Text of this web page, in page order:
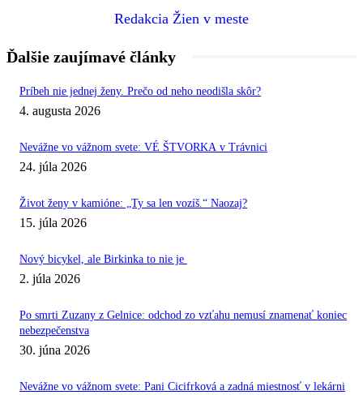
Redakcia Žien v meste
Ďalšie zaujímavé články
Príbeh nie jednej ženy. Prečo od neho neodišla skôr?
4. augusta 2026
Nevážne vo vážnom svete: VÉ ŠTVORKA v Trávnici
24. júla 2026
Život ženy v kamióne: „Ty sa len vozíš.“ Naozaj?
15. júla 2026
Nový bicykel, ale Birkinka to nie je
2. júla 2026
Po smrti Zuzany z Gelnice: odchod zo vzťahu nemusí znamenať koniec
nebezpečenstva
30. júna 2026
Nevážne vo vážnom svete: Pani Cicifrková a zadná miestnosť v lekárni